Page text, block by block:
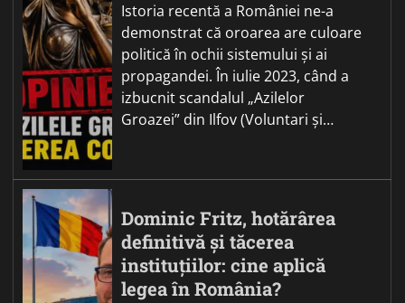
Istoria recentă a României ne-a
demonstrat că oroarea are culoare
politică în ochii sistemului și ai
propagandei. În iulie 2023, când a
izbucnit scandalul „Azilelor
Groazei” din Ilfov (Voluntari și…
Dominic Fritz, hotărârea
definitivă și tăcerea
instituțiilor: cine aplică
legea în România?